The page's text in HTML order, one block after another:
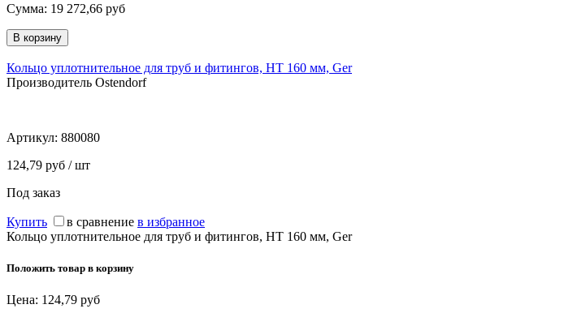
Сумма: 19 272,66 руб
Кольцо уплотнительное для труб и фитингов, HT 160 мм, Ger
Производитель Ostendorf
Артикул: 880080
124,79 руб / шт
Под заказ
Купить в сравнение в избранное
Кольцо уплотнительное для труб и фитингов, HT 160 мм, Ger
Положить товар в корзину
Цена: 124,79 руб